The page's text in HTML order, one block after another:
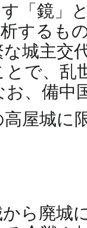
「鏡」
するも
城主交
で、乱
、備中
高屋城に
ら廃城